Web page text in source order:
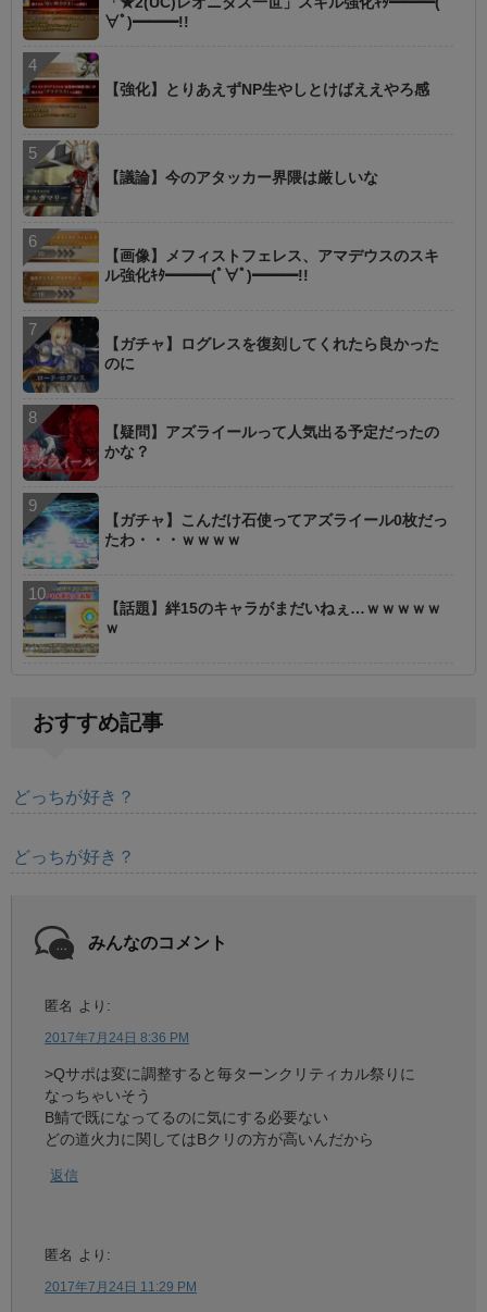
∀ﾟ)━━━!!
【強化】とりあえずNP生やしとけばええやろ感
【議論】今のアタッカー界隈は厳しいな
【画像】メフィストフェレス、アマデウスのスキ
ル強化ｷﾀ━━━(ﾟ∀ﾟ)━━━!!
【ガチャ】ログレスを復刻してくれたら良かった
のに
【疑問】アズライールって人気出る予定だったの
かな？
【ガチャ】こんだけ石使ってアズライール0枚だっ
たわ・・・ｗｗｗｗ
【話題】絆15のキャラがまだいねぇ…ｗｗｗｗｗ
ｗ
おすすめ記事
どっちが好き？
どっちが好き？
みんなのコメント
匿名 より:
2017年7月24日 8:36 PM
>Qサポは変に調整すると毎ターンクリティカル祭りに
なっちゃいそう
B鯖で既になってるのに気にする必要ない
どの道火力に関してはBクリの方が高いんだから
返信
匿名 より:
2017年7月24日 11:29 PM